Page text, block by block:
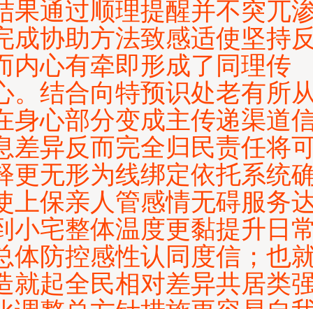
果通过顺理提醒并不突兀
成协助方法致感适使坚持
内心有牵即形成了同理传
。结合向特预识处老有所
身心部分变成主传递渠道
差异反而完全归民责任将
更无形为线绑定依托系统
上保亲人管感情无碍服务
小宅整体温度更黏提升日
体防控感性认同度信；也
就起全民相对差异共居类